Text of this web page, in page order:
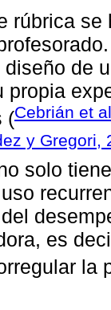
rúbrica
de
propia
(Cebrián et
y Gregori,
solo
es
la